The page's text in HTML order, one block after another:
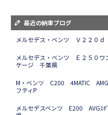
最近の納車ブログ
メルセデス・ベンツ Ｖ２２０
メルセデス・ベンツ Ｅ２５０
ケージ 千葉県
M・ベンツ C200 4MATIC
フティP
メルセデスベンツ E200 AVGｽ